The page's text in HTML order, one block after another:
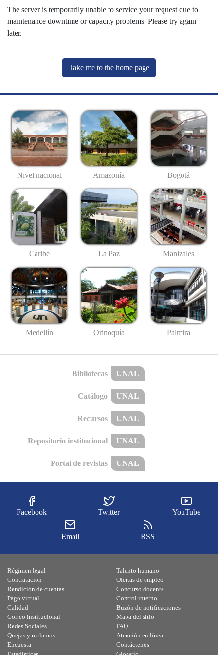
The server is temporarily unable to service your request due to
maintenance downtime or capacity problems. Please try again
later.
Take me to the home page
Nivel nacional Amazonía Bogotá
Caribe La Paz Manizales
Medellín Orinoquía Palmira
Bibliotecas UNAL
Catálogo UNAL
Recursos UNAL
Repositorio institucional UNAL
Portal de revistas UNAL
Facebook Twitter YouTube
Email RSS
Régimen legal
Contratación
Rendición de cuentas
Pago virtual
Calidad
Talento humano
Ofertas de empleo
Concurso docente
Control interno
Buzón de notificaciones
Correo institucional
Redes Sociales
Quejas y reclamos
Encuesta
Mapa del sitio
FAQ
Atención en línea
Contáctenos